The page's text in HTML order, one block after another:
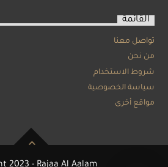
القائمة
تواصل معنا
من نحن
شروط الاستخدام
سياسة الخصوصية
مواقع أخرى
2023 - Rajaa Al Aalam